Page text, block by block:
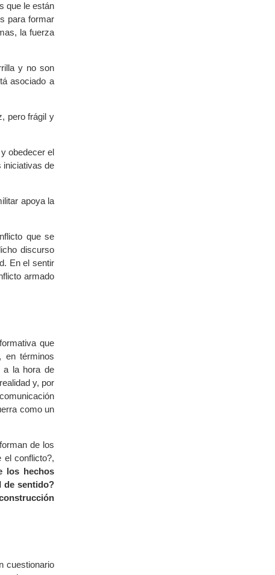
que le están
para formar
la fuerza
y no son
asociado a
pero frágil y
obedecer el
iniciativas de
apoya la
que se
discurso
En el sentir
armado
que
en términos
a la hora de
y, por
como un
de los
el conflicto?,
los hechos
de sentido?
cuestionario